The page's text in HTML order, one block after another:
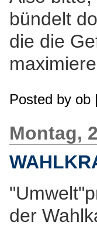
bündelt
die die
Posted by ob |
Montag,
der